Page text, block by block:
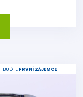
BUĎTE PRVNÍ ZÁJEMCE